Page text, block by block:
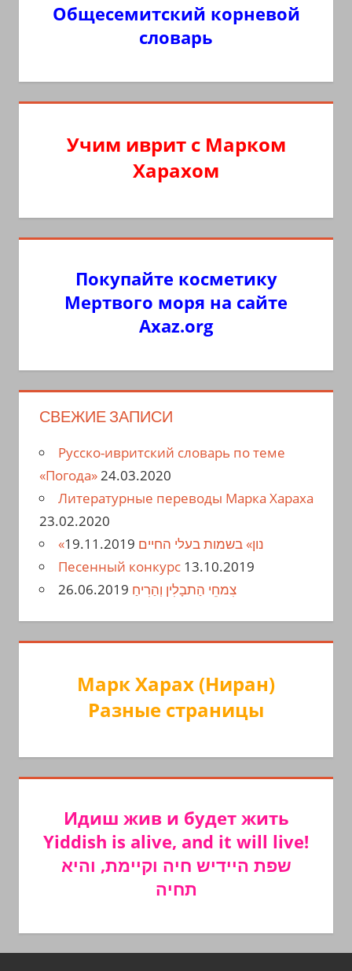
Общесемитский корневой
словарь
Учим иврит с Марком
Харахом
Покупайте косметику
Мертвого моря на сайте
Axaz.org
СВЕЖИЕ ЗАПИСИ
Русско-ивритский словарь по теме
«Погода»24.03.2020
Литературные переводы Марка Хараха
23.02.2020
«נון» בשמות בעלי החיים 19.11.2019
Песенный конкурс 13.10.2019
צִמחֵי הַתבָלִין וְהַרִיחַ 26.06.2019
Марк Харах (Ниран)
Разные страницы
Идиш жив и будет жить
Yiddish is alive, and it will live!
שפת היידיש חיה וקיימת, והיא
תחיה